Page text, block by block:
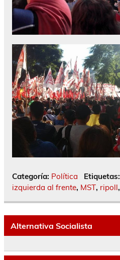
Categoría: Política Etiquetas:
izquierda al frente, MST, ripoll,
Alternativa Socialista